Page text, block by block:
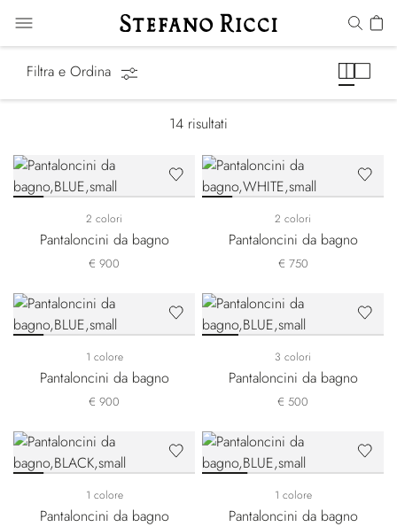
Filtra e Ordina
14 risultati
2 colori
Pantaloncini da bagno
€ 900
2 colori
Pantaloncini da bagno
€ 750
1 colore
Pantaloncini da bagno
€ 900
3 colori
Pantaloncini da bagno
€ 500
1 colore
Pantaloncini da bagno
1 colore
Pantaloncini da bagno